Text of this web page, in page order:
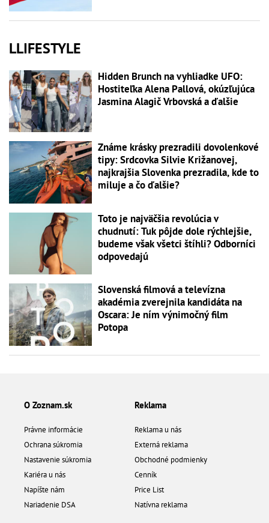
LLIFESTYLE
Hidden Brunch na vyhliadke UFO:
Hostiteľka Alena Pallová, okúzľujúca
Jasmina Alagič Vrbovská a ďalšie
Známe krásky prezradili dovolenkové
tipy: Srdcovka Silvie Križanovej,
najkrajšia Slovenka prezradila, kde to
miluje a čo ďalšie?
Toto je najväčšia revolúcia v
chudnutí: Tuk pôjde dole rýchlejšie,
budeme však všetci štíhli? Odborníci
odpovedajú
Slovenská filmová a televízna
akadémia zverejnila kandidáta na
Oscara: Je ním výnimočný film
Potopa
O Zoznam.sk
Právne informácie
Ochrana súkromia
Nastavenie súkromia
Kariéra u nás
Napíšte nám
Nariadenie DSA
Reklama
Reklama u nás
Externá reklama
Obchodné podmienky
Cenník
Price List
Natívna reklama